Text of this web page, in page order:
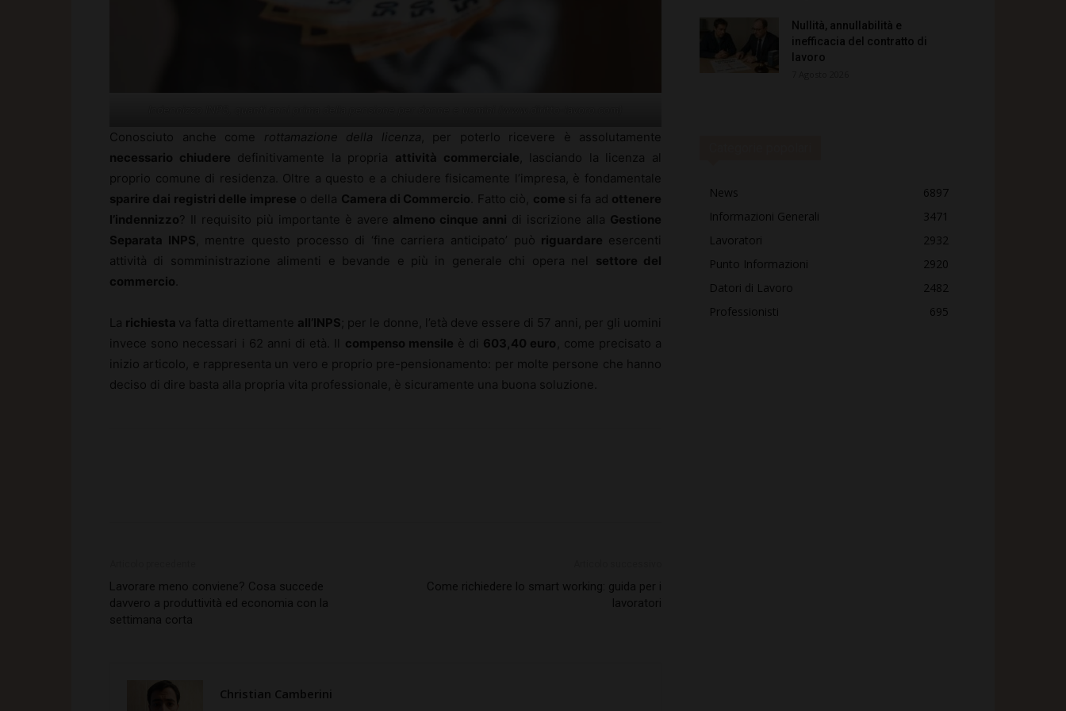
Conosciuto anche come rottamazione della licenza , per poterlo ricevere è assolutamente
necessario chiudere definitivamente la propria attività commerciale , lasciando la licenza al
proprio comune di residenza. Oltre a questo e a chiudere fisicamente l’impresa, è fondamentale
sparire dai registri delle imprese o della Camera di Commercio . Fatto ciò, come si fa ad ottenere
l’indennizzo? Il requisito più importante è avere almeno cinque anni di iscrizione alla Gestione
Separata INPS , mentre questo processo di ‘fine carriera anticipato’ può riguardare esercenti
attività di somministrazione alimenti e bevande e più in generale chi opera nel settore del
commercio
La richiesta va fatta direttamente all’INPS ; per le donne, l’età deve essere di 57 anni, per gli uomini
invece sono necessari i 62 anni di età. Il compenso mensile è di 603,40 euro , come precisato a
inizio articolo, e rappresenta un vero e proprio pre-pensionamento: per molte persone che hanno
deciso di dire basta alla propria vita professionale, è sicuramente una buona soluzione.
Lavorare meno conviene? Cosa succede
davvero a produttività ed economia con la
settimana corta
Come richiedere lo smart working: guida per i
lavoratori
Christian Camberini
Nullità, annullabilità e
inefficacia del contratto di
lavoro
News
6897
Informazioni Generali
3471
Lavoratori
2932
Punto Informazioni
2920
Datori di Lavoro
2482
Professionisti
695